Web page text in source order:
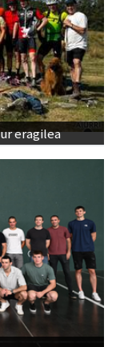
eragilea